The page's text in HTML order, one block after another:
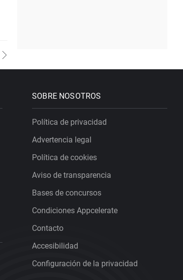
SOBRE NOSOTROS
Política de privacidad
Advertencia legal
Política de cookies
Aviso de transparencia
Bases de concursos
Condiciones Appcelerate
Contacto
Accesibilidad
Configuración de la privacidad